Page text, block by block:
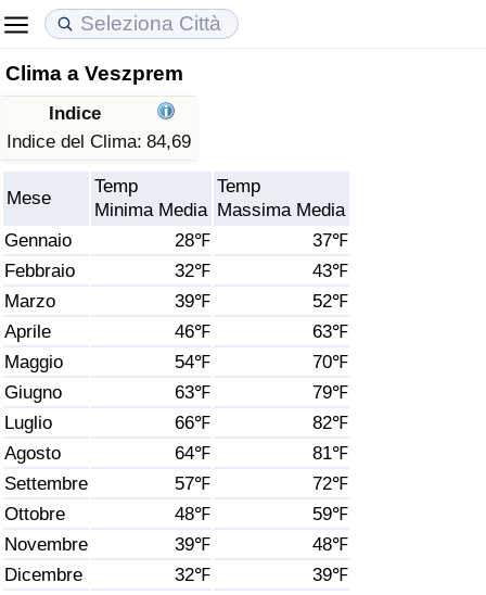
Clima a Veszprem
Indice
Indice del Clima: 84,69
Mese
Temp
Minima Media
Temp
Massima Media
Gennaio
28℉
37℉
Febbraio
32℉
43℉
Marzo
39℉
52℉
Aprile
46℉
63℉
Maggio
54℉
70℉
Giugno
63℉
79℉
Luglio
66℉
82℉
Agosto
64℉
81℉
Settembre
57℉
72℉
Ottobre
48℉
59℉
Novembre
39℉
48℉
Dicembre
32℉ 39℉
Costo della vita
Indice Del Costo Della Vita (corrente)
Indice Del Costo Della Vita
Indice del Costo della Vita per Nazione
ad Aqaba
Prezzi degli immobili
Indice del Prezzo delle Case (Corrente)
Indice del Prezzo delle Case
Indice del Prezzo delle Case per Nazione
Qualità della Vita
Indice della Qualità della Vita
Indice della Qualità della Vita (Corrente)
Indice della qualità della vita per Paese
Criminalità
Indice del Tasso di Criminalità (Corrente)
Indice della Criminalità
Indice di criminalità per paese
Assistenza Sanitaria
Indice dell’Assistenza Sanitaria (Corrente)